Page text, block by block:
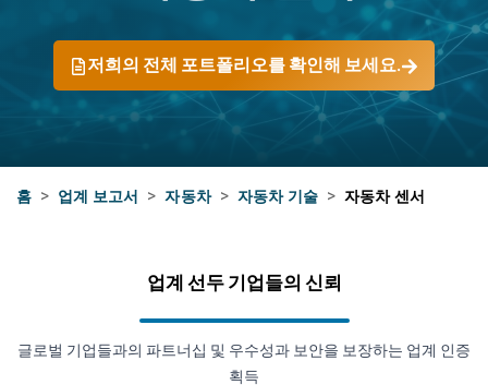
저희의 전체 포트폴리오를 확인해 보세요.
홈 > 업계 보고서 > 자동차 > 자동차 기술 > 자동차 센서
업계 선두 기업들의 신뢰
글로벌 기업들과의 파트너십 및 우수성과 보안을 보장하는 업계 인증
획득